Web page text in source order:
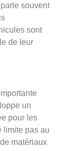
souvent
sont
de leur
un
pour les
limite pas au
matériaux